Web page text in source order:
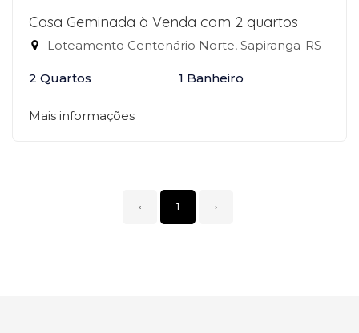
Casa Geminada à Venda com 2 quartos
Loteamento Centenário Norte, Sapiranga-RS
2 Quartos 1 Banheiro
Mais informações
‹ 1 ›